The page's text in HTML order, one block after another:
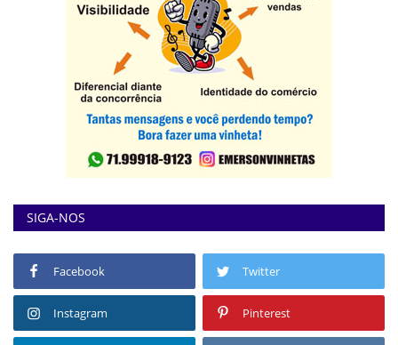
SIGA-NOS
Facebook Twitter
Instagram Pinterest